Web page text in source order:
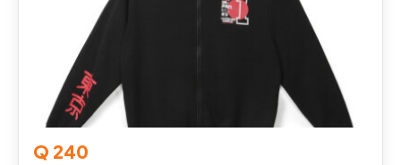
Q 240